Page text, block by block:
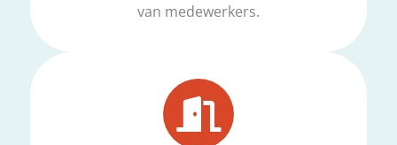
van medewerkers.